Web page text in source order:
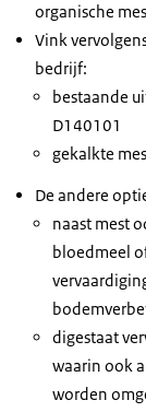
organische
Vink
bedrijf:
bestaande
D140101
gekalkte
De andere
naast mest
bloedmeel
digestaat
waarin ook
worden